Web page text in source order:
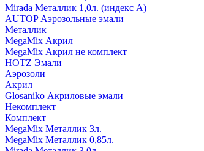
Mirada Металлик 1,0л. (индекс А)
AUTOP Аэрозольные эмали
Металлик
MegaMix Акрил
MegaMix Акрил не комплект
HOTZ Эмали
Аэрозоли
Акрил
Glosaniko Акриловые эмали
Некомплект
Комплект
MegaMix Металлик 3л.
MegaMix Металлик 0,85л.